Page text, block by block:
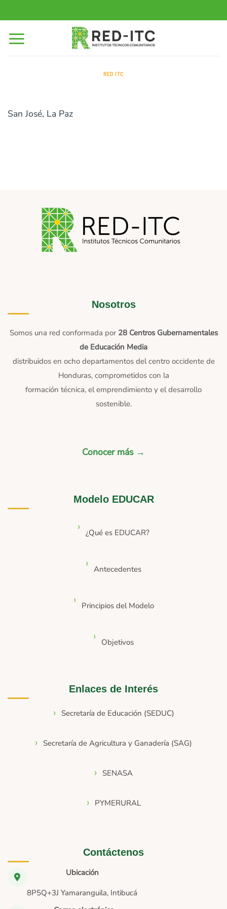
al
contenido
RED ITC
San José, La Paz
Nosotros
Somos una red conformada por 28 Centros Gubernamentales
de Educación Media
distribuidos en ocho departamentos del centro occidente de
Honduras, comprometidos con la
formación técnica, el emprendimiento y el desarrollo
sostenible.
Conocer más →
Modelo EDUCAR
¿Qué es EDUCAR?
Antecedentes
Principios del Modelo
Objetivos
Enlaces de Interés
Secretaría de Educación (SEDUC)
Secretaría de Agricultura y Ganadería (SAG)
SENASA
PYMERURAL
Contáctenos
Ubicación
8P5Q+3J Yamaranguila, Intibucá